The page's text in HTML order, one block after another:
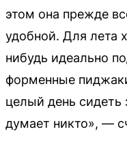
этом она прежде
удобной. Для лета
нибудь идеально
форменные
целый день сидеть
думает никто», —